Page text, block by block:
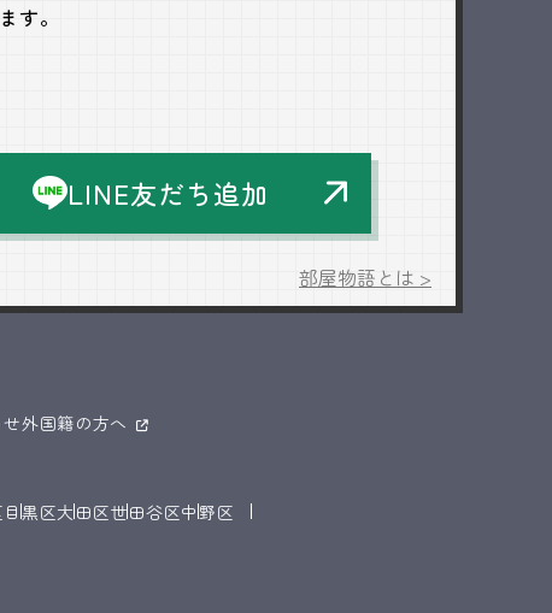
す。
LINE友だち追加
部屋物語とは >
外国籍の方へ
目黒区大田区世田谷区中野区